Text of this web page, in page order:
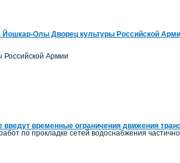
Йошкар-Олы Дворец культуры Российской
Российской Армии
временные ограничения движения
по прокладке сетей водоснабжения